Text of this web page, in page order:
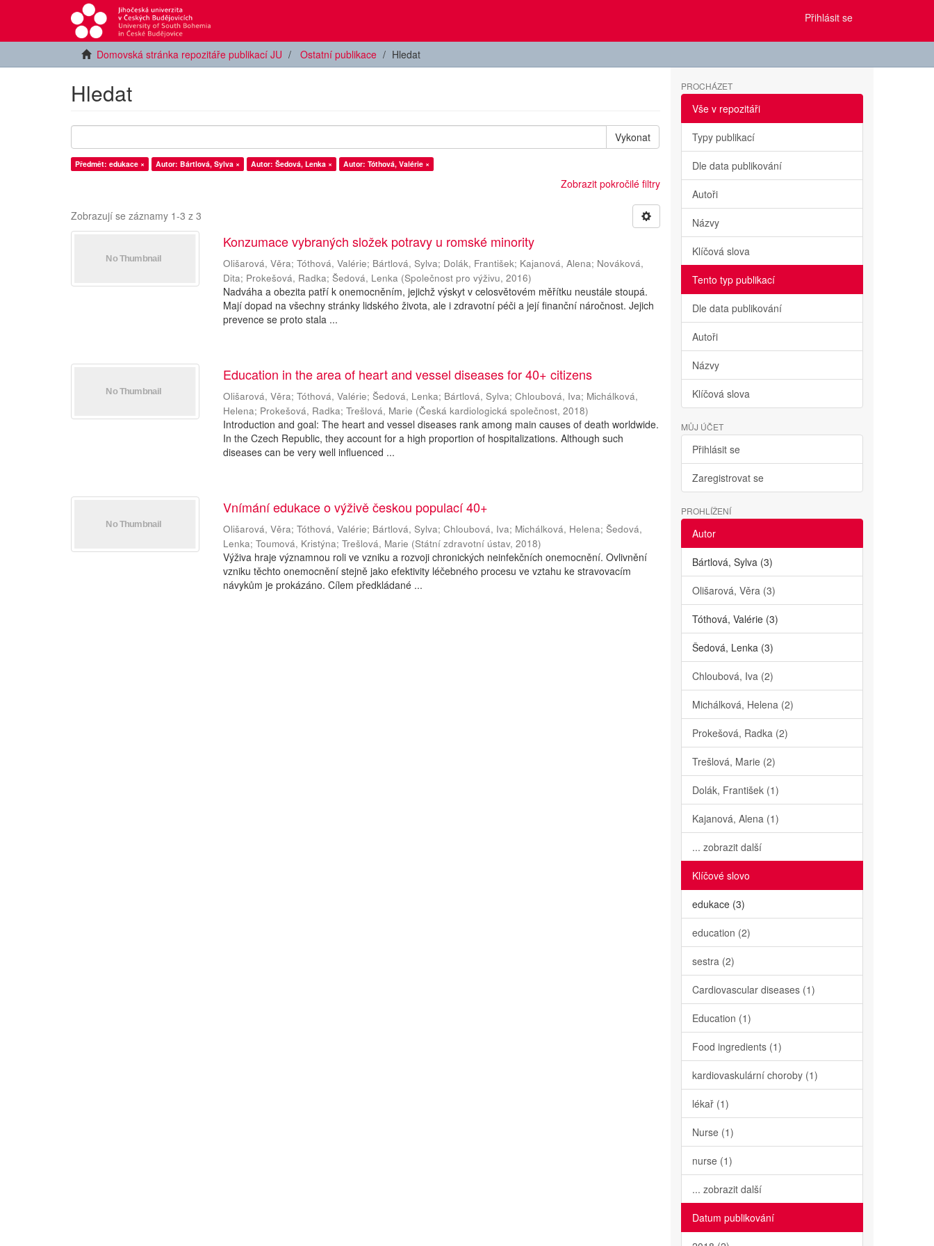
Přihlásit se
Domovská stránka repozitáře publikací JU Ostatní publikace Hledat
Hledat
Vykonat
Předmět: edukace × Autor: Bártlová, Sylva × Autor: Šedová, Lenka × Autor: Tóthová, Valérie ×
Zobrazit pokročilé filtry
Zobrazují se záznamy 1-3 z 3
Konzumace vybraných složek potravy u romské minority
Olišarová, Věra;Tóthová, Valérie; Bártlová, Sylva; Dolák, František; Kajanová, Alena; Nováková,
Dita; Prokešová, Radka;Šedová, Lenka (Společnost pro výživu,2016)
Nadváha a obezita patří k onemocněním, jejichž výskyt v celosvětovém měřítku neustále stoupá.
Mají dopad na všechny stránky lidského života, ale i zdravotní péči a její finanční náročnost. Jejich
prevence se proto stala ...
Education in the area of heart and vessel diseases for 40+ citizens
Olišarová, Věra;Tóthová, Valérie;Šedová, Lenka; Bártlová, Sylva;Chloubová, Iva; Michálková,
Helena; Prokešová, Radka;Trešlová, Marie (Česká kardiologická společnost,2018)
Introduction and goal: The heart and vessel diseases rank among main causes of death worldwide.
In the Czech Republic, they account for a high proportion of hospitalizations. Although such
diseases can be very well influenced ...
Vnímání edukace o výživě českou populací 40+
Olišarová, Věra;Tóthová, Valérie; Bártlová, Sylva;Chloubová, Iva; Michálková, Helena;Šedová,
Lenka;Toumová, Kristýna;Trešlová, Marie (Státní zdravotní ústav,2018)
Výživa hraje významnou roli ve vzniku a rozvoji chronických neinfekčních onemocnění. Ovlivnění
vzniku těchto onemocnění stejně jako efektivity léčebného procesu ve vztahu ke stravovacím
návykům je prokázáno. Cílem předkládané ...
PROCHÁZET
Vše v repozitáři
Typy publikací
Dle data publikování
Autoři
Názvy
Klíčová slova
Tento typ publikací
Dle data publikování
Autoři
Názvy
Klíčová slova
MŮJ ÚČET
Přihlásit se
Zaregistrovat se
PROHLÍŽENÍ
Autor
Bártlová, Sylva (3)
Olišarová, Věra (3)
Tóthová, Valérie (3)
Šedová, Lenka (3)
Chloubová, Iva (2)
Michálková, Helena (2)
Prokešová, Radka (2)
Trešlová, Marie (2)
Dolák, František (1)
Kajanová, Alena (1)
... zobrazit další
Klíčové slovo
edukace (3)
education (2)
sestra (2)
Cardiovascular diseases (1)
Education (1)
Food ingredients (1)
kardiovaskulární choroby (1)
lékař (1)
Nurse (1)
nurse (1)
... zobrazit další
Datum publikování